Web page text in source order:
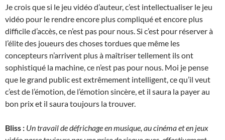
Je crois que si le jeu vidéo d’auteur, c’est intellectualiser le jeu
vidéo pour le rendre encore plus compliqué et encore plus
difficile d’accès, ce n’est pas pour nous. Si c’est pour réserver à
l’élite des joueurs des choses tordues que même les
concepteurs n’arrivent plus à maîtriser tellement ils ont
sophistiqué la machine, ce n’est pas pour nous. Moi je pense
que le grand public est extrêmement intelligent, ce qu’il veut
c’est de l’émotion, de l’émotion sincère, et il saura la payer au
bon prix et il saura toujours la trouver.
Bliss : Un travail de défrichage en musique, au cinéma et en jeux